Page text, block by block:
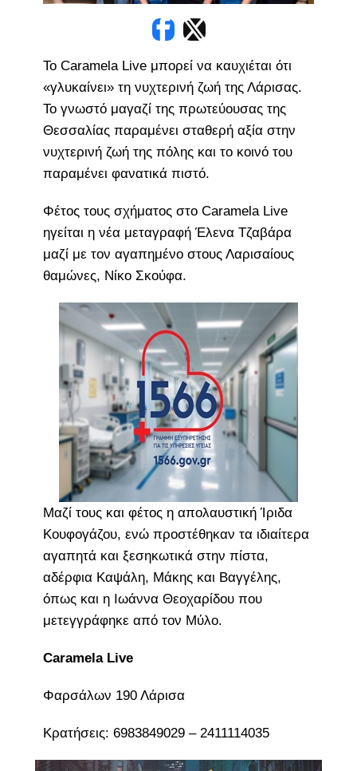
To Caramela Live μπορεί να καυχιέται ότι
«γλυκαίνει» τη νυχτερινή ζωή της Λάρισας.
Το γνωστό μαγαζί της πρωτεύουσας της
Θεσσαλίας παραμένει σταθερή αξία στην
νυχτερινή ζωή της πόλης και το κοινό του
παραμένει φανατικά πιστό.
Φέτος τους σχήματος στο Caramela Live
ηγείται η νέα μεταγραφή Έλενα Τζαβάρα
μαζί με τον αγαπημένο στους Λαρισαίους
θαμώνες, Νίκο Σκούφα.
Μαζί τους και φέτος η απολαυστική Ίριδα
Κουφογάζου, ενώ προστέθηκαν τα ιδιαίτερα
αγαπητά και ξεσηκωτικά στην πίστα,
αδέρφια Καψάλη, Μάκης και Βαγγέλης,
όπως και η Ιωάννα Θεοχαρίδου που
μετεγγράφηκε από τον Μύλο.
Caramela Live
Φαρσάλων 190 Λάρισα
Κρατήσεις: 6983849029 – 2411114035